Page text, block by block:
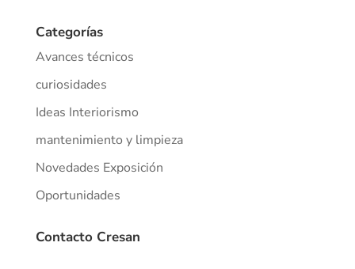
Categorías
Avances técnicos
curiosidades
Ideas Interiorismo
mantenimiento y limpieza
Novedades Exposición
Oportunidades
Contacto Cresan